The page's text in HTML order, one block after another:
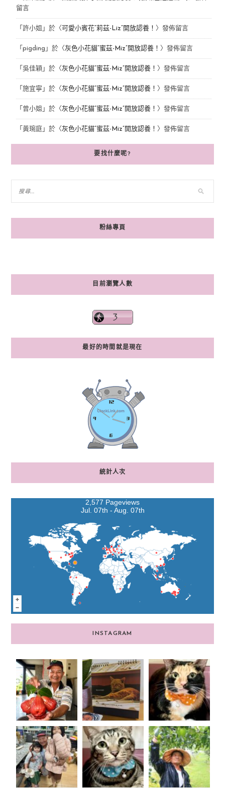
留言
「 許小姐 」於〈 可愛小賓花“莉茲-Liz”開放認養！ 〉發佈留言
「 pigding 」於〈 灰色小花貓“蜜茲-Miz”開放認養！ 〉發佈留言
「 吳佳穎 」於〈 灰色小花貓“蜜茲-Miz”開放認養！ 〉發佈留言
「 施宜寧 」於〈 灰色小花貓“蜜茲-Miz”開放認養！ 〉發佈留言
「 曾小姐 」於〈 灰色小花貓“蜜茲-Miz”開放認養！ 〉發佈留言
「 黃琬庭」於〈 灰色小花貓“蜜茲-Miz”開放認養！ 〉發佈留言
要找什麼呢?
粉絲專頁
目前瀏覽人數
最好的時間就是現在
統計人次
2,577 Pageviews
Jul. 07th - Aug. 07th
INSTAGRAM